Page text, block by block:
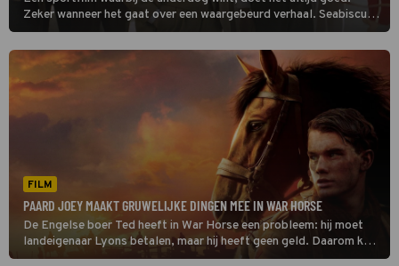
Zeker wanneer het gaat over een waargebeurd verhaal. Seabiscuit
wint tegen alle verwachtingen in wedstrijden en wint zo de harten
van het Amerikaanse volk.
FILM
PAARD JOEY MAAKT GRUWELIJKE DINGEN MEE IN WAR HORSE
De Engelse boer Ted heeft in War Horse een probleem: hij moet
landeigenaar Lyons betalen, maar hij heeft geen geld. Daarom kan
hij niet anders dan zijn paard Joey verkopen.